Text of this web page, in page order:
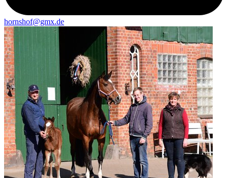
hornshof@gmx.de